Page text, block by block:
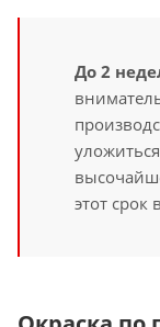
До 2
этот срок